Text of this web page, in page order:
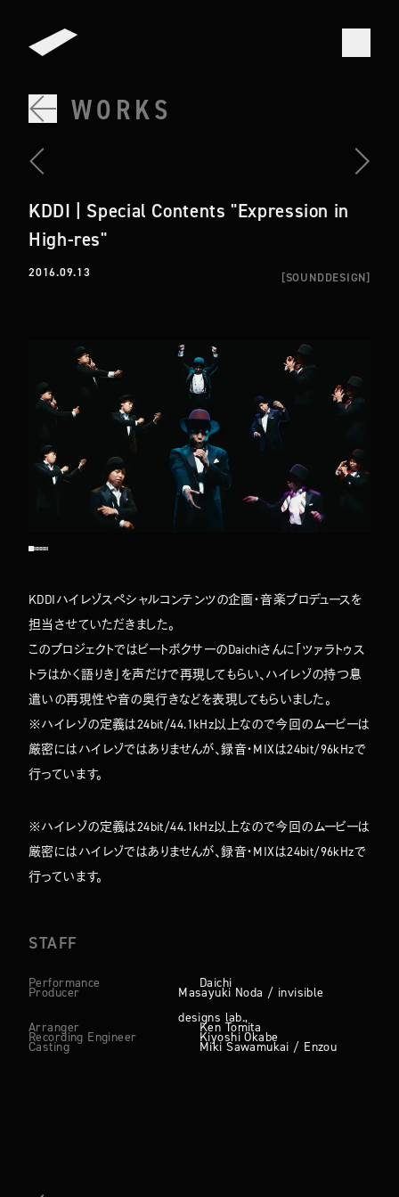
TOP
ABOUT
WORKS
COMPANY
NEWS
MEMBERS
WORKS
KDDI | Special Contents "Expression in
High-res"
2016.09.13 [SOUNDDESIGN]
KDDIハイレゾスペシャルコンテンツの企画・音楽プロデュースを
担当させていただきました。
このプロジェクトではビートボクサーのDaichiさんに「ツァラトゥス
トラはかく語りき」を声だけで再現してもらい、ハイレゾの持つ息
遣いの再現性や音の奥行きなどを表現してもらいました。
※ハイレゾの定義は24bit/44.1kHz以上なので今回のムービーは
厳密にはハイレゾではありませんが、録音・MIXは24bit/96kHzで
行っています。
※ハイレゾの定義は24bit/44.1kHz以上なので今回のムービーは
厳密にはハイレゾではありませんが、録音・MIXは24bit/96kHzで
行っています。
STAFF
Performance Daichi
Producer
Masayuki Noda / invisible
designs lab.,
Arranger Ken Tomita
Recording Engineer Kiyoshi Okabe
Casting Miki Sawamukai / Enzou